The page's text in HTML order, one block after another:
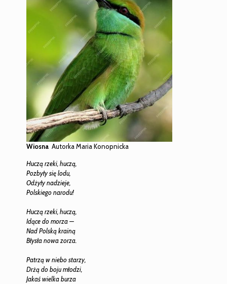
WiosnaAutorka Maria Konopnicka
Huczą rzeki, huczą,
Pozbyły się lodu,
Odżyły nadzieje,
Polskiego narodu!
Huczą rzeki, huczą,
Idące do morza —
Nad Polską krainą
Błysła nowa zorza.
Patrzą w niebo starzy,
Drżą do boju młodzi,
Jakaś wielka burza